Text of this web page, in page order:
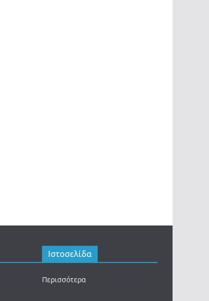
Ιστοσελίδα
Περισσότερα